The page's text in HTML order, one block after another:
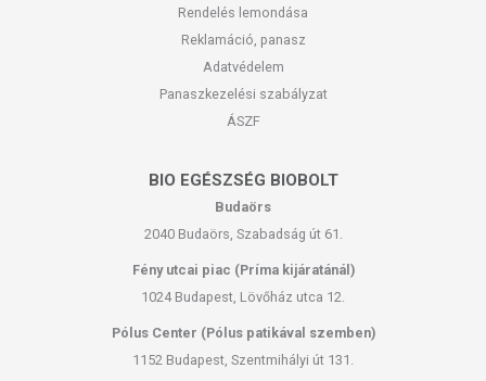
Rendelés lemondása
Reklamáció, panasz
Adatvédelem
Panaszkezelési szabályzat
ÁSZF
BIO EGÉSZSÉG BIOBOLT
Budaörs
2040 Budaörs, Szabadság út 61.
Fény utcai piac (Príma kijáratánál)
1024 Budapest, Lövőház utca 12.
Pólus Center (Pólus patikával szemben)
1152 Budapest, Szentmihályi út 131.